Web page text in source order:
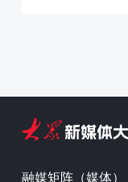
融媒矩阵（媒体）